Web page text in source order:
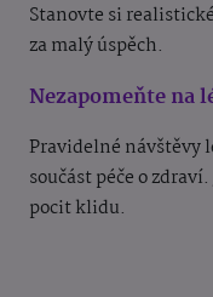
Stanovte si
za malý úspěch.
Nezapomeňte na
Pravidelné návštěvy
součást péče o
pocit klidu.